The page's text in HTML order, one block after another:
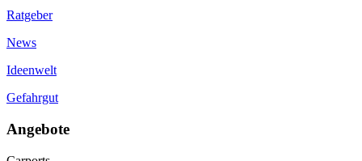
Ratgeber
News
Ideenwelt
Gefahrgut
Angebote